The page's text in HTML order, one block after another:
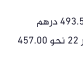
سجل سعر الذهب عيار 24 نحو 493.50 درهم
إماراتي، فيما بلغ سعر الذهب عيار 22 نحو 457.00